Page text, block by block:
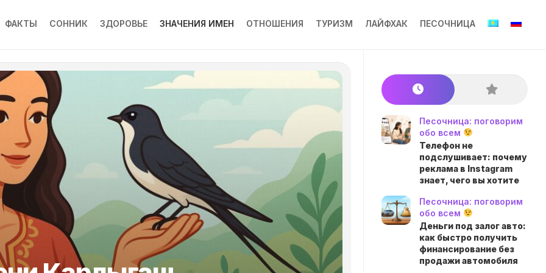
ФАКТЫ СОННИК ЗДОРОВЬЕ ЗНАЧЕНИЯ ИМЕН ОТНОШЕНИЯ ТУРИЗМ ЛАЙФХАК ПЕСОЧНИЦА
Песочница: поговорим
обо всем
Телефон не
подслушивает: почему
реклама в Instagram
знает, чего вы хотите
Песочница: поговорим
обо всем
Деньги под залог авто:
как быстро получить
финансирование без
продажи автомобиля